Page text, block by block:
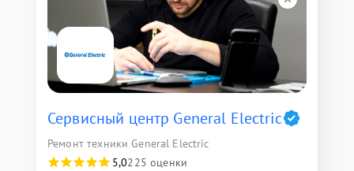
Сервисный центр General Electric
Ремонт техники General Electric
5,0225 оценки